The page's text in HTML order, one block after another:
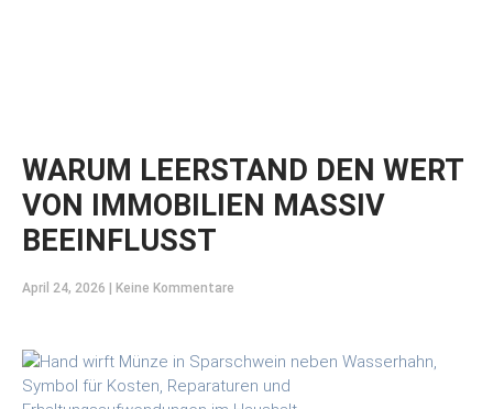
WARUM LEERSTAND DEN WERT
VON IMMOBILIEN MASSIV
BEEINFLUSST
April 24, 2026 Keine Kommentare